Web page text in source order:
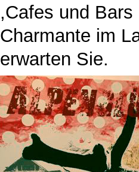
,Cafes und
Charmante im
erwarten Sie.